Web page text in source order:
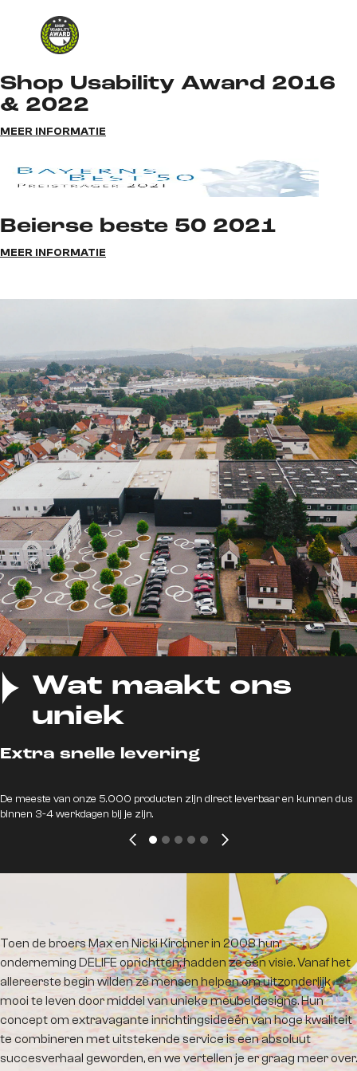
Shop Usability Award 2016
& 2022
MEER INFORMATIE
Beierse beste 50 2021
MEER INFORMATIE
Wat maakt ons
uniek
Extra snelle levering
De meeste van onze 5.000 producten zijn direct leverbaar en kunnen dus
binnen 3-4 werkdagen bij je zijn.
Opgericht sinds
Toen de broers Max en Nicki Kirchner in 2008 hun
onderneming DELIFE oprichtten, hadden ze een visie. Vanaf het
allereerste begin wilden ze mensen helpen om uitzonderlijk
mooi te leven door middel van unieke meubeldesigns. Hun
concept om extravagante inrichtingsideeën van hoge kwaliteit
te combineren met uitstekende service is een absoluut
succesverhaal geworden, en we vertellen je er graag meer over.